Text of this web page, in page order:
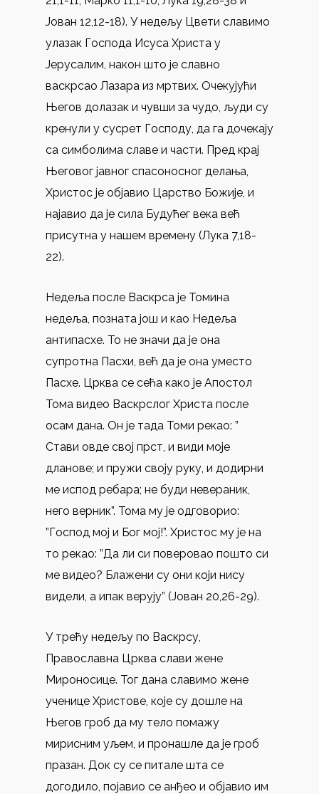
Јован 12,12-18). У недељу Цвети славимо
улазак Господа Исуса Христа у
Јерусалим, након што је славно
васкрсао Лазара из мртвих. Очекујући
Његов долазак и чувши за чудо, људи су
кренули у сусрет Господу, да га дочекају
са симболима славе и части. Пред крај
Његовог јавног спасоносног делања,
Христос је објавио Царство Божије, и
најавио да је сила Будућег века већ
присутна у нашем времену (Лука 7,18-
22).
Недеља после Васкрса је Томина
недеља, позната још и као Недеља
антипасхе. То не значи да је она
супротна Пасхи, већ да је она уместо
Пасхе. Црква се сећа како је Апостол
Тома видео Васкрслог Христа после
осам дана. Он је тада Томи рекао: ”
Стави овде свој прст, и види моје
дланове; и пружи своју руку, и додирни
ме испод ребара; не буди невераник,
него верник”. Тома му је одговорио:
”Господ мој и Бог мој!”. Христос му је на
то рекао: ”Да ли си поверовао пошто си
ме видео? Блажени су они који нису
видели, а ипак верују” (Јован 20,26-29).
У трећу недељу по Васкрсу,
Православна Црква слави жене
Мироносице. Тог дана славимо жене
ученице Христове, које су дошле на
Његов гроб да му тело помажу
мирисним уљем, и пронашле да је гроб
празан. Док су се питале шта се
догодило, појавио се анђео и објавио им